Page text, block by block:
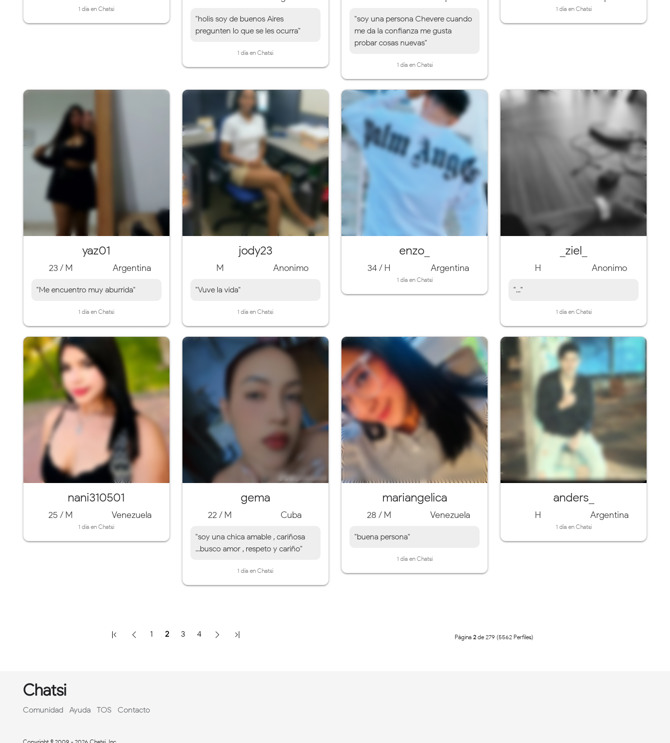
1 día en Chatsi
"holis soy de buenos Aires
pregunten lo que se les ocurra"
1 día en Chatsi
"soy una persona Chevere cuando
me da la confianza me gusta
probar cosas nuevas"
1 día en Chatsi
1 día en Chatsi
yaz01
23 / M Argentina
"Me encuentro muy aburrida"
1 día en Chatsi
jody23
M Anonimo
"Vuve la vida"
1 día en Chatsi
enzo_
34 / H Argentina
1 día en Chatsi
_ziel_
H Anonimo
"..."
1 día en Chatsi
nani310501
25 / M Venezuela
1 día en Chatsi
gema
22 / M Cuba
"soy una chica amable , cariñosa
...busco amor , respeto y cariño"
1 día en Chatsi
mariangelica
28 / M Venezuela
"buena persona"
1 día en Chatsi
anders_
H Argentina
1 día en Chatsi
1 2 3 4 Página2 de 279 (5562 Perfiles)
Chatsi
Comunidad Ayuda TOS Contacto